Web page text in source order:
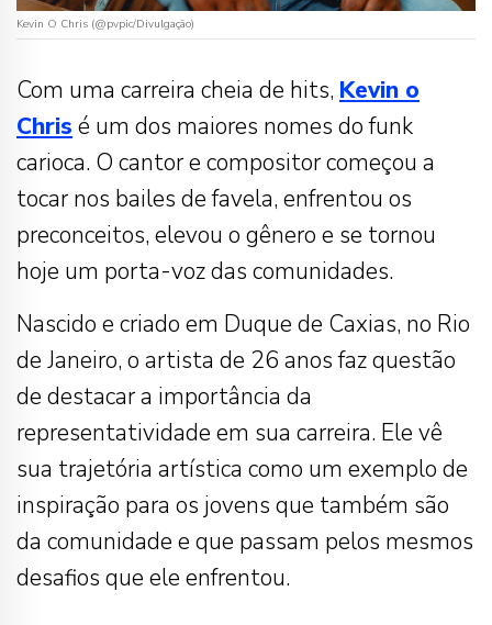
Kevin O Chris (@pvpic/Divulgação)
Com uma carreira cheia de hits, Kevin o
Chris é um dos maiores nomes do funk
carioca. O cantor e compositor começou a
tocar nos bailes de favela, enfrentou os
preconceitos, elevou o gênero e se tornou
hoje um porta-voz das comunidades.
Nascido e criado em Duque de Caxias, no Rio
de Janeiro, o artista de 26 anos faz questão
de destacar a importância da
representatividade em sua carreira. Ele vê
sua trajetória artística como um exemplo de
inspiração para os jovens que também são
da comunidade e que passam pelos mesmos
desafios que ele enfrentou.